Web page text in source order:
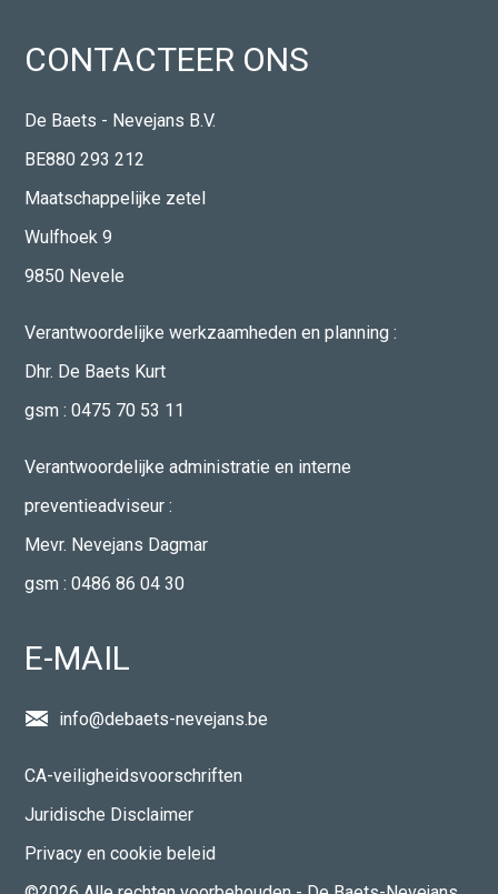
CONTACTEER ONS
De Baets - Nevejans B.V.
BE880 293 212
Maatschappelijke zetel
Wulfhoek 9
9850 Nevele
Verantwoordelijke werkzaamheden en planning :
Dhr. De Baets Kurt
gsm :0475 70 53 11
Verantwoordelijke administratie en interne
preventieadviseur :
Mevr. Nevejans Dagmar
gsm :0486 86 04 30
E-MAIL
info@debaets-nevejans.be
CA-veiligheidsvoorschriften
Juridische Disclaimer
Privacy en cookie beleid